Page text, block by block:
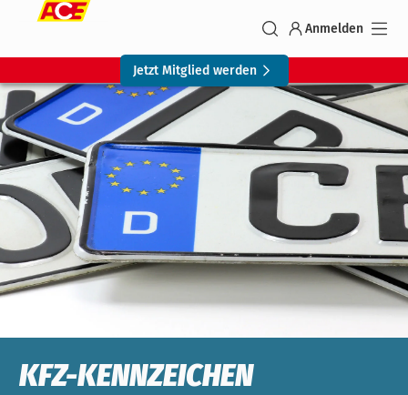
Anmelden
Jetzt Mitglied werden
KFZ-KENNZEICHEN